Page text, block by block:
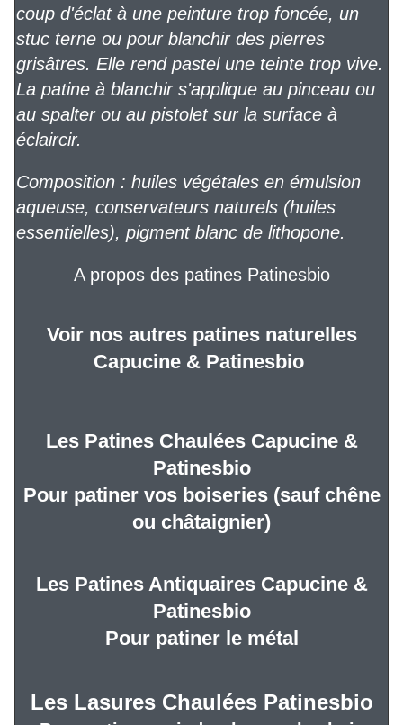
coup d'éclat à une peinture trop foncée, un
stuc terne ou pour blanchir des pierres
grisâtres. Elle rend pastel une teinte trop vive.
La patine à blanchir s'applique au pinceau ou
au spalter ou au pistolet sur la surface à
éclaircir.
Composition : huiles végétales en émulsion
aqueuse, conservateurs naturels (huiles
essentielles), pigment blanc de lithopone.
A propos des patines Patinesbio
Voir nos autres patines naturelles
Capucine & Patinesbio
Les Patines Chaulées Capucine &
Patinesbio
Pour patiner vos boiseries (sauf chêne
ou châtaignier)
Les Patines Antiquaires Capucine &
Patinesbio
Pour patiner le métal
Les Lasures Chaulées Patinesbio